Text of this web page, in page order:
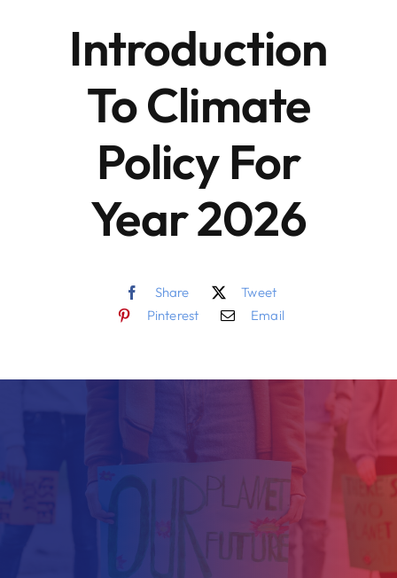
Introduction
To Climate
Policy For
Year 2026
Share
Tweet
Pinterest
Email